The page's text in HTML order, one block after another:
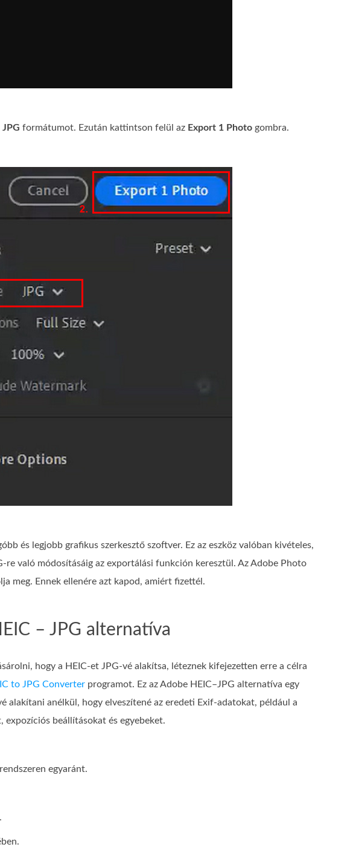
JPG formátumot. Ezután kattintson felül az Export 1 Photo gombra.
és legjobb grafikus szerkesztő szoftver. Ez az eszköz valóban kivételes,
re való módosításáig az exportálási funkción keresztül. Az Adobe Photo
meg. Ennek ellenére azt kapod, amiért fizettél.
– JPG alternatíva
hogy a HEIC-et JPG-vé alakítsa, léteznek kifejezetten erre a célra
to JPG Converter programot. Ez az Adobe HEIC–JPG alternatíva egy
alakítani anélkül, hogy elveszítené az eredeti Exif-adatokat, például a
beállításokat és egyebeket.
egyaránt.